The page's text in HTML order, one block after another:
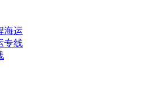
海运
专线